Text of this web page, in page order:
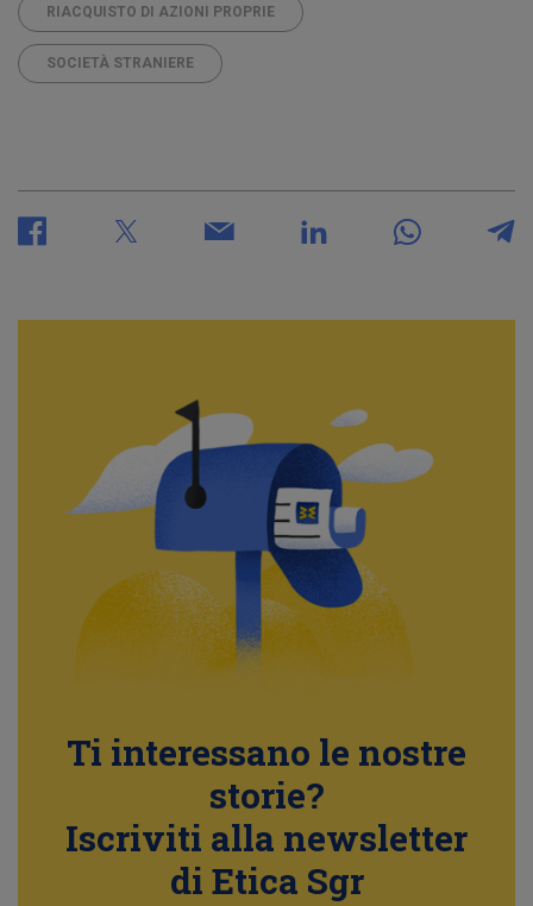
RIACQUISTO DI AZIONI PROPRIE
SOCIETÀ STRANIERE
Ti interessano le nostre
storie?
Iscriviti alla newsletter
di Etica Sgr